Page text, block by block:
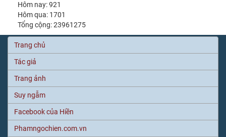
Hôm nay: 921
Hôm qua: 1701
Tổng cộng: 23961275
Trang chủ
Tác giả
Trang ảnh
Suy ngẫm
Facebook của Hiền
Phamngochien.com.vn